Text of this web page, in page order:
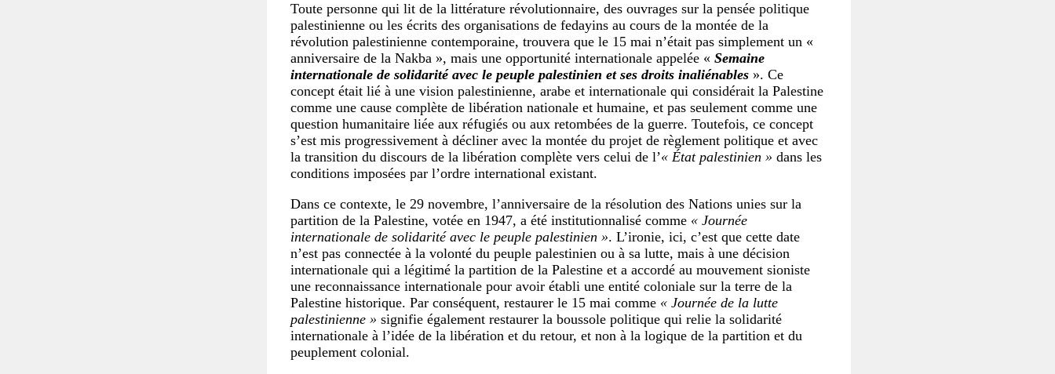
Toute personne qui lit de la littérature révolutionnaire, des ouvrages sur la pensée politique
palestinienne ou les écrits des organisations de fedayins au cours de la montée de la
révolution palestinienne contemporaine, trouvera que le 15 mai n’était pas simplement un «
anniversaire de la Nakba », mais une opportunité internationale appelée « Semaine
internationale de solidarité avec le peuple palestinien et ses droits inaliénables ». Ce
concept était lié à une vision palestinienne, arabe et internationale qui considérait la Palestine
comme une cause complète de libération nationale et humaine, et pas seulement comme une
question humanitaire liée aux réfugiés ou aux retombées de la guerre. Toutefois, ce concept
s’est mis progressivement à décliner avec la montée du projet de règlement politique et avec
la transition du discours de la libération complète vers celui de l’« État palestinien » dans les
conditions imposées par l’ordre international existant.
Dans ce contexte, le 29 novembre, l’anniversaire de la résolution des Nations unies sur la
partition de la Palestine, votée en 1947, a été institutionnalisé comme « Journée
internationale de solidarité avec le peuple palestinien ». L’ironie, ici, c’est que cette date
n’est pas connectée à la volonté du peuple palestinien ou à sa lutte, mais à une décision
internationale qui a légitimé la partition de la Palestine et a accordé au mouvement sioniste
une reconnaissance internationale pour avoir établi une entité coloniale sur la terre de la
Palestine historique. Par conséquent, restaurer le 15 mai comme « Journée de la lutte
palestinienne » signifie également restaurer la boussole politique qui relie la solidarité
internationale à l’idée de la libération et du retour, et non à la logique de la partition et du
peuplement colonial.